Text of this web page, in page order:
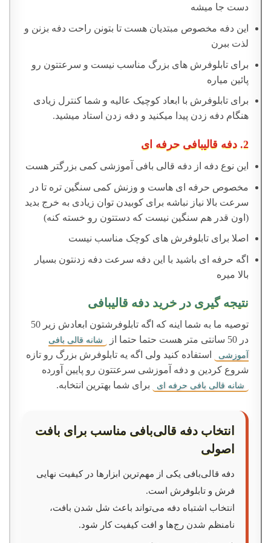
دست جا میشه
این دفه مخصوص مبتدیان هست تا بتونن راحت دفه بزنن و
لذت ببرن
برای تابلوفرش های بزرگ مناسب نیست و سرعتتون رو
پائین میاره
برای تابلوفرش با ابعاد کوچیک عالیه و شما کنترل زیادی
هنگام دفه زدن پیدا میکنید و دفه زدن استاد میشید.
2. دفه قالیبافی حرفه ای
این نوع دفه از دفه قالی بافی آموزشی کمی بزرگتر هست
مخصوص حرفه ای هاست و وزنش کمی سنگین تره تا در
سرعت بالا نیاز نباشه برای کوبیدن توان زیادی به خرج بدید
(اون قدر هم سنگین نیست که دستتون رو خسته کنه)
اصلا برای تابلوفرش های کوچک مناسب نیست
اگه حرفه ای باشید با این دفه سرعت دفه زدنتون بسیار
بالا میره
نتیجه گیری در خرید دفه قالیبافی
توصیه ما به شما اینه که اگه تابلوفرشتون ابعادش زیر 50
در 50 سانتی متر هست حتما حتما از
شانه قالی بافی
آموزشی
استفاده کنید ولی اگه یه تابلوفرش بزرگ رو تازه
شروع کردین و دفه آموزشی سرعتتون رو پایین آورده
شانه قالی بافی حرفه ای برای شما بهترین انتخابه.
انتخاب دفه قالی‌بافی مناسب برای بافت
اصولی
دفه قالی‌بافی یکی از مهم‌ترین ابزارها در کیفیت نهایی
فرش و تابلوفرش است.
انتخاب اشتباه دفه می‌تواند باعث شل شدن بافت،
نامنظم شدن رج‌ها و افت کیفیت کار شود.